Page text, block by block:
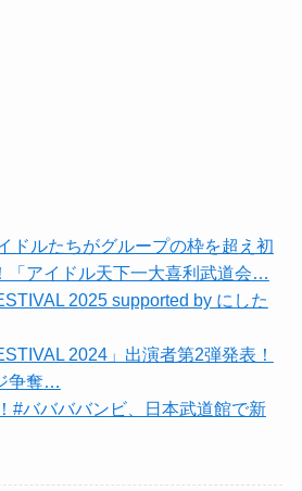
ドルたちがグループの枠を超え初
「アイドル天下一大喜利武道会…
2025 supported by にした
2024」出演者第2弾発表！
争奪…
#ババババンビ、日本武道館で新